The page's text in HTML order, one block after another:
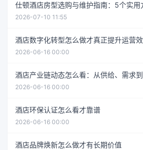
仕顿酒店房型选购与维护指南：5个实用
2026-07-10 11:55
酒店数字化转型怎么做才真正提升运营
2026-06-16 00:00
酒店产业链动态怎么看：从供给、需求
2026-06-16 00:00
酒店环保认证怎么看才靠谱
2026-06-16 00:00
酒店品牌焕新怎么做才有长期价值